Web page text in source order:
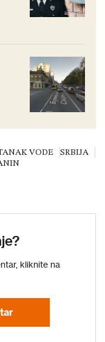
VODE
SRBIJA
kliknite na